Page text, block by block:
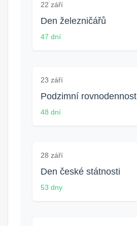
22 září
Den železničářů
47 dní
23 září
Podzimní rovnodennost
48 dní
28 září
Den české státnosti
53 dny